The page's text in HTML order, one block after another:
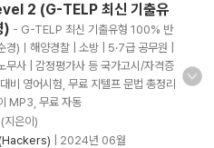
2 (G-TELP 최신 기출유
) - G-TELP 최신 기출유형 100% 반
경)ㅣ해양경찰 | 소방 | 5·7급 공무원 |
무사 | 감정평가사 등 국가고시/자격증
비 영어시험, 무료 지텔프 문법 총정리
MP3, 무료 자동
(지은이)
(Hackers)
2024년 06월